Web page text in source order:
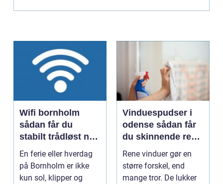
Wifi bornholm
sådan får du
stabilt trådløst net
på klippeøen
En ferie eller hverdag
på Bornholm er ikke
kun sol, klipper og
Vinduespudser i
odense sådan får
du skinnende rene
ruder året rundt
Rene vinduer gør en
større forskel, end
mange tror. De lukker